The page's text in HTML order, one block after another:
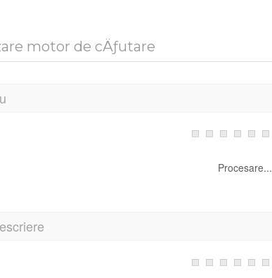
motor de cÄƒutare
Procesare...